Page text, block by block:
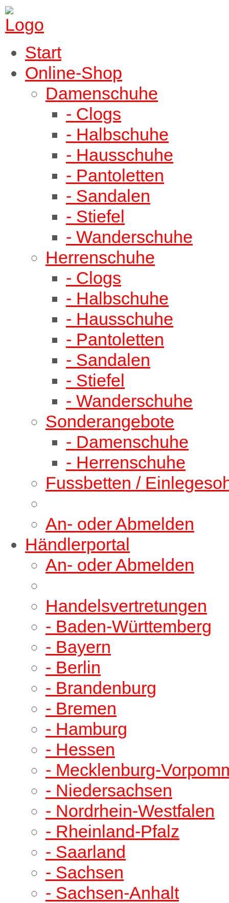
Start
Online-Shop
Damenschuhe
- Clogs
- Halbschuhe
- Hausschuhe
- Pantoletten
- Sandalen
- Stiefel
- Wanderschuhe
Herrenschuhe
- Clogs
- Halbschuhe
- Hausschuhe
- Pantoletten
- Sandalen
- Stiefel
- Wanderschuhe
Sonderangebote
- Damenschuhe
- Herrenschuhe
Fussbetten /
An- oder Abmelden
Händlerportal
An- oder Abmelden
Handelsvertretungen
- Baden-Württemberg
- Bayern
- Berlin
- Brandenburg
- Bremen
- Hamburg
- Hessen
- Mecklenburg-
- Niedersachsen
- Nordrhein-Westfalen
- Rheinland-Pfalz
- Saarland
- Sachsen
- Sachsen-Anhalt